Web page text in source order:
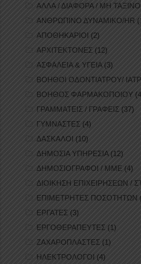
ΑΛΛΑ / ΔΙΑΦΟΡΑ / ΜΗ
ΑΝΘΡΩΠΙΝΟ ΔΥΝΑΜΙΚΟ/HR
ΑΠΟΘΗΚΑΡΙΟΙ (2)
ΑΡΧΙΤΕΚΤΟΝΕΣ (12)
ΑΣΦΑΛΕΙΑ & ΥΓΕΙΑ(3)
ΒΟΗΘΟΙ ΟΔΟΝΤΙΑΤΡΟΥ/
ΒΟΗΘΟΣ ΦΑΡΜΑΚΟΠΟΙΟΥ
ΓΡΑΜΜΑΤΕΙΣ / ΓΡΑΦΕΙΣ (37)
ΓΥΜΝΑΣΤΕΣ (4)
ΔΑΣΚΑΛΟΙ (10)
ΔΗΜΟΣΙΑ ΥΠΗΡΕΣΙΑ(12)
ΔΗΜΟΣΙΟΓΡΑΦΟΙ / ΜΜΕ (4)
ΔΙΟΙΚΗΣΗ ΕΠΙΧΕΙΡΗΣΕΩΝ /
ΕΠΙΜΕΤΡΗΤΕΣ ΠΟΣΟΤΗΤΩΝ
ΕΡΓΑΤΕΣ (3)
ΕΡΓΟΘΕΡΑΠΕΥΤΕΣ (1)
ΖΑΧΑΡΟΠΛΑΣΤΕΣ (1)
ΗΛΕΚΤΡΟΛΟΓΟΙ (4)